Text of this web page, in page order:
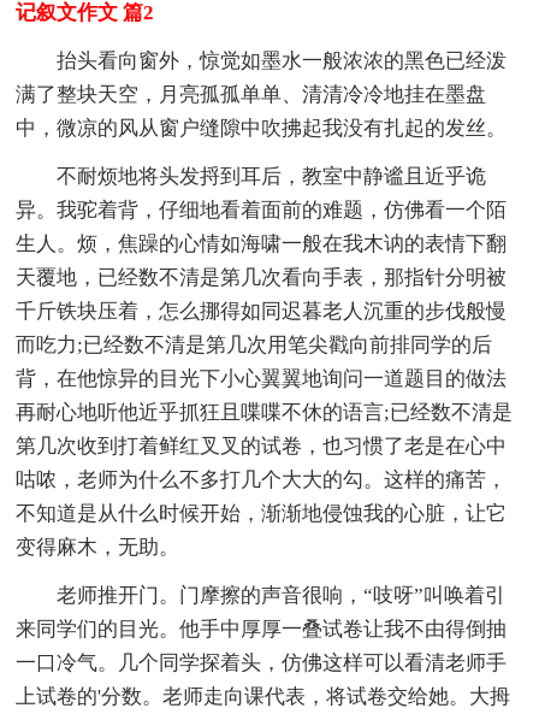
记叙文作文 篇2
抬头看向窗外，惊觉如墨水一般浓浓的黑色已经泼
满了整块天空，月亮孤孤单单、清清冷冷地挂在墨盘
中，微凉的风从窗户缝隙中吹拂起我没有扎起的发丝。
不耐烦地将头发捋到耳后，教室中静谧且近乎诡
异。我驼着背，仔细地看着面前的难题，仿佛看一个陌
生人。烦，焦躁的心情如海啸一般在我木讷的表情下翻
天覆地，已经数不清是第几次看向手表，那指针分明被
千斤铁块压着，怎么挪得如同迟暮老人沉重的步伐般慢
而吃力;已经数不清是第几次用笔尖戳向前排同学的后
背，在他惊异的目光下小心翼翼地询问一道题目的做法
再耐心地听他近乎抓狂且喋喋不休的语言;已经数不清是
第几次收到打着鲜红叉叉的试卷，也习惯了老是在心中
咕哝，老师为什么不多打几个大大的勾。这样的痛苦，
不知道是从什么时候开始，渐渐地侵蚀我的心脏，让它
变得麻木，无助。
老师推开门。门摩擦的声音很响，“吱呀”叫唤着引
来同学们的目光。他手中厚厚一叠试卷让我不由得倒抽
一口冷气。几个同学探着头，仿佛这样可以看清老师手
上试卷的'分数。老师走向课代表，将试卷交给她。大拇